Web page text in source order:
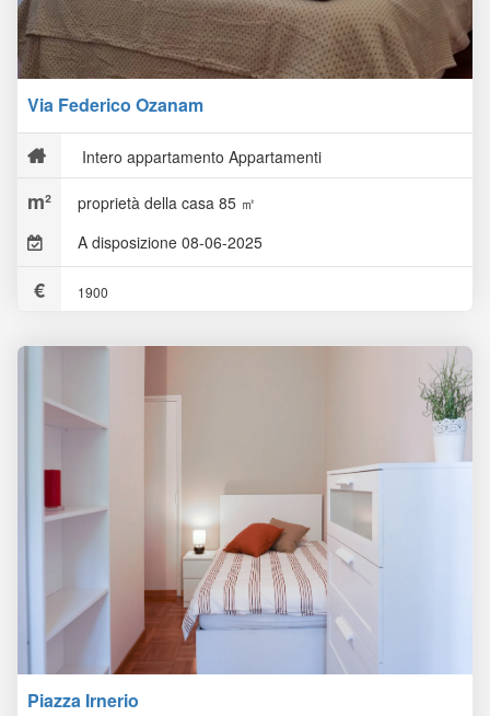
Via Federico Ozanam
Intero appartamento Appartamenti
proprietà della casa 85 ㎡
A disposizione 08-06-2025
1900
Piazza Irnerio